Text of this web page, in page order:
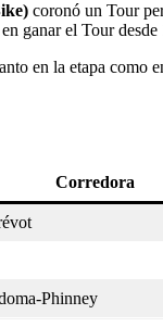
coronó un Tour
ganar el Tour desde
en la etapa como
Corredora